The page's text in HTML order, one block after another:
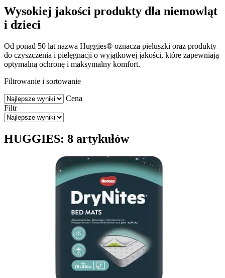
Wysokiej jakości produkty dla niemowląt
i dzieci
Od ponad 50 lat nazwa Huggies® oznacza pieluszki oraz produkty
do czyszczenia i pielęgnacji o wyjątkowej jakości, które zapewniają
optymalną ochronę i maksymalny komfort.
Filtrowanie i sortowanie
Cena
Filtr
HUGGIES: 8 artykułów